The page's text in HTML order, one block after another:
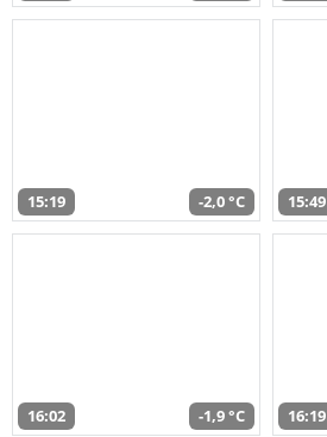
15:19 -2,0 °C 15:49
16:02 -1,9 °C 16:19